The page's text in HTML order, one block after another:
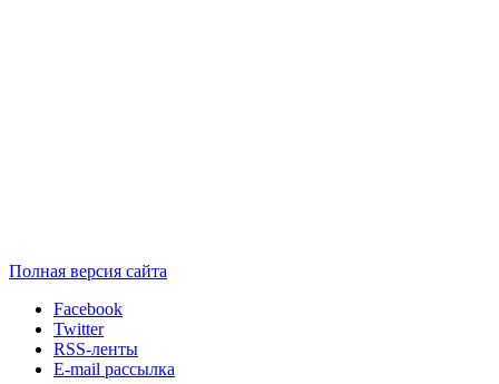
Полная версия сайта
Facebook
Twitter
RSS-ленты
E-mail рассылка